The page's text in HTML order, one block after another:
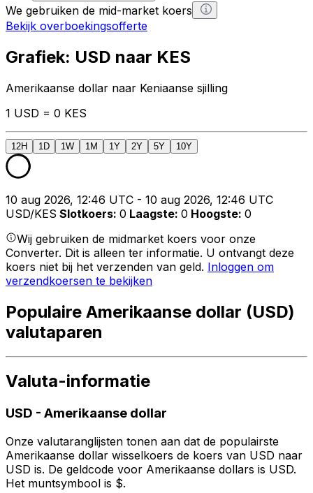
We gebruiken de mid-market koers
Bekijk overboekingsofferte
Grafiek: USD naar KES
Amerikaanse dollar naar Keniaanse sjilling
1 USD = 0 KES
12H 1D 1W 1M 1Y 2Y 5Y 10Y
10 aug 2026, 12:46 UTC - 10 aug 2026, 12:46 UTC
USD/KES Slotkoers: 0 Laagste: 0 Hoogste: 0
Wij gebruiken de midmarket koers voor onze
Converter. Dit is alleen ter informatie. U ontvangt deze
koers niet bij het verzenden van geld. Inloggen om
verzendkoersen te bekijken
Populaire Amerikaanse dollar (USD)
valutaparen
Valuta-informatie
USD - Amerikaanse dollar
Onze valutaranglijsten tonen aan dat de populairste
Amerikaanse dollar wisselkoers de koers van USD naar
USD is. De geldcode voor Amerikaanse dollars is USD.
Het muntsymbool is $.